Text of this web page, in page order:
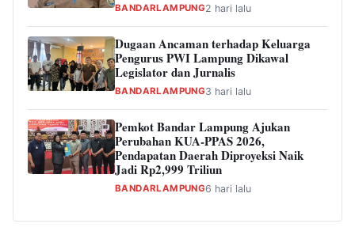
BANDARLAMPUNG2 hari lalu
Dugaan Ancaman terhadap Keluarga
Pengurus PWI Lampung Dikawal
Legislator dan Jurnalis
BANDARLAMPUNG3 hari lalu
Pemkot Bandar Lampung Ajukan
Perubahan KUA-PPAS 2026,
Pendapatan Daerah Diproyeksi Naik
Jadi Rp2,999 Triliun
BANDARLAMPUNG6 hari lalu